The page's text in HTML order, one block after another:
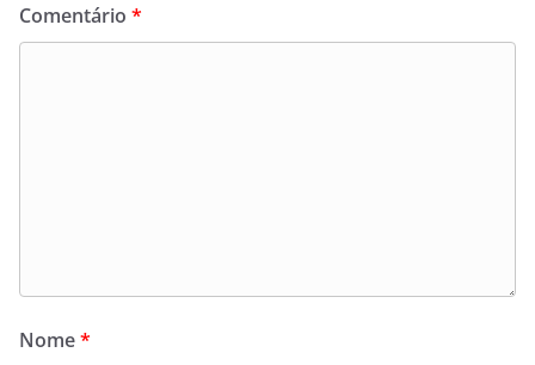
Comentário *
Nome*